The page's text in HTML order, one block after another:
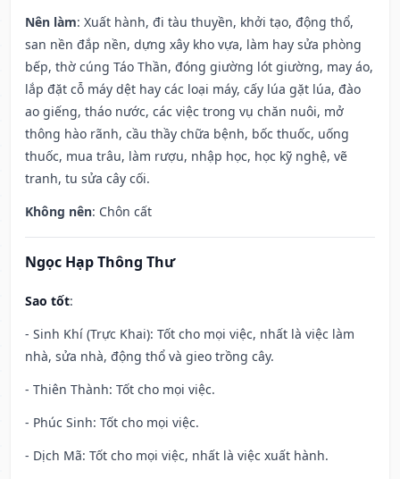
Nên làm: Xuất hành, đi tàu thuyền, khởi tạo, động thổ,
san nền đắp nền, dựng xây kho vựa, làm hay sửa phòng
bếp, thờ cúng Táo Thần, đóng giường lót giường, may áo,
lắp đặt cỗ máy dệt hay các loại máy, cấy lúa gặt lúa, đào
ao giếng, tháo nước, các việc trong vụ chăn nuôi, mở
thông hào rãnh, cầu thầy chữa bệnh, bốc thuốc, uống
thuốc, mua trâu, làm rượu, nhập học, học kỹ nghệ, vẽ
tranh, tu sửa cây cối.
Không nên: Chôn cất
Ngọc Hạp Thông Thư
Sao tốt:
- Sinh Khí (Trực Khai): Tốt cho mọi việc, nhất là việc làm
nhà, sửa nhà, động thổ và gieo trồng cây.
- Thiên Thành: Tốt cho mọi việc.
- Phúc Sinh: Tốt cho mọi việc.
- Dịch Mã: Tốt cho mọi việc, nhất là việc xuất hành.